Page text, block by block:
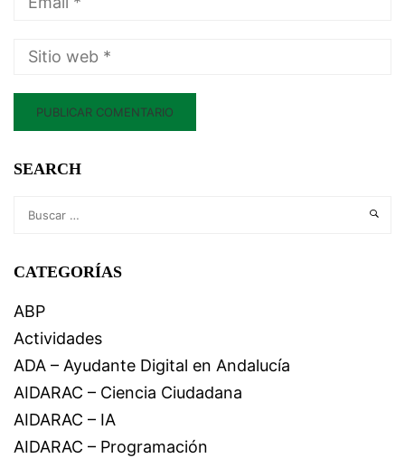
SEARCH
CATEGORÍAS
ABP
Actividades
ADA – Ayudante Digital en Andalucía
AIDARAC – Ciencia Ciudadana
AIDARAC – IA
AIDARAC – Programación